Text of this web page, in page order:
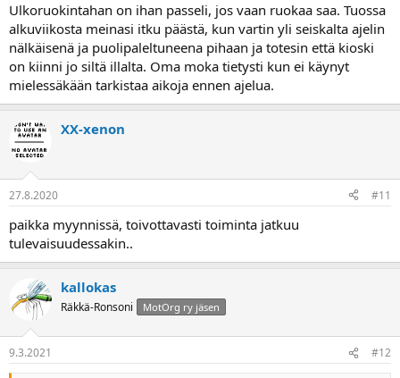
Ulkoruokintahan on ihan passeli, jos vaan ruokaa saa. Tuossa
alkuviikosta meinasi itku päästä, kun vartin yli seiskalta ajelin
nälkäisenä ja puolipaleltuneena pihaan ja totesin että kioski
on kiinni jo siltä illalta. Oma moka tietysti kun ei käynyt
mielessäkään tarkistaa aikoja ennen ajelua.
XX-xenon
27.8.2020 #11
paikka myynnissä, toivottavasti toiminta jatkuu
tulevaisuudessakin..
kallokas
Räkkä-Ronsoni MotOrg ry jäsen
9.3.2021 #12